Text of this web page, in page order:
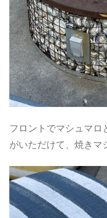
フロントでマシュマロ
がいただけて、焼きマ